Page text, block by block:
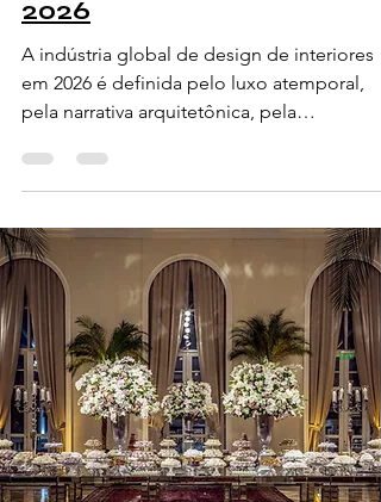
2026
A indústria global de design de interiores
em 2026 é definida pelo luxo atemporal,
pela narrativa arquitetônica, pela
interiores da atualidade estão moldando
não apenas residências privadas, mas
também hotéis de luxo, restaurantes, iates,
boutiques de moda e destinos culturais ao
redor do mundo. De Paris e Milão a Nova
York, Londres, Dubai, São Paulo e Tóquio